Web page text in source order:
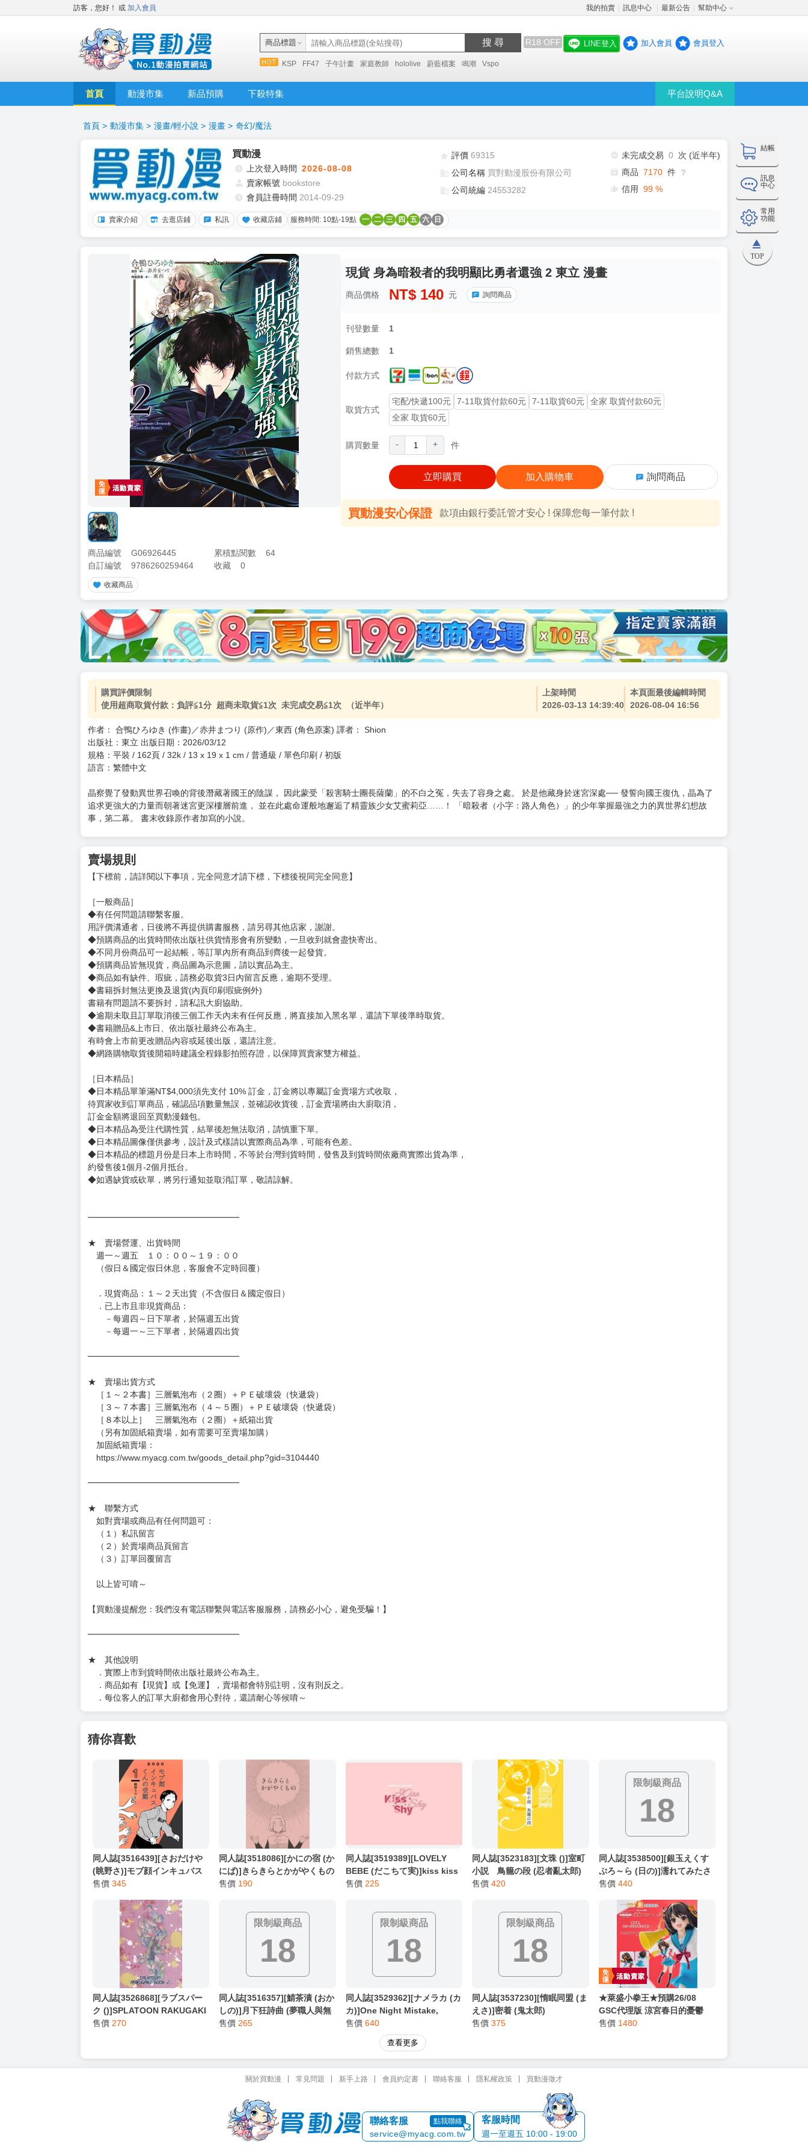
訪客，您好！ 或 加入會員 我的拍賣 訊息中心 最新公告 幫助中心
商品標題 搜 尋 R18 OFF
KSP FF47 子午計畫 家庭教師 hololive 蔚藍檔案 鳴潮 Vspo
LINE登入 加入會員 會員登入
首頁 動漫市集 新品預購 下殺特集 平台說明Q&A
結帳
訊息
中心
常用
功能
TOP
首頁 > 動漫市集 > 漫畫/輕小說 > 漫畫 > 奇幻/魔法
買動漫
上次登入時間 2026-08-08
賣家帳號 bookstore
會員註冊時間 2014-09-29
評價 69315
公司名稱 買對動漫股份有限公司
公司統編 24553282
未完成交易 0
次 (近半年)
商品 7170 件 ❔
信用 99 %
賣家介紹 去逛店鋪 私訊 收藏店鋪 服務時間: 10點-19點 一 二 三 四 五 六 日
商品編號 G06926445 累積點閱數
64
自訂編號
9786260259464 收藏 0
收藏商品
現貨 身為暗殺者的我明顯比勇者還強 2 東立 漫畫
商品價格 NT$ 140 元 詢問商品
刊登數量 1
銷售總數 1
付款方式
取貨方式
宅配/快遞100元 7-11取貨付款60元 7-11取貨60元
全家 取貨付款60元
全家 取貨60元
購買數量 - + 件
立即購買 加入購物車 詢問商品
買動漫安心保證 款項由銀行委託管才安心 ! 保障您每一筆付款 !
購買評價限制
使用超商取貨付款：負評≦1分 超商未取貨≦1次 未完成交易≦1次 （近半年）
上架時間
2026-03-13 14:39:40
本頁面最後編輯時間
2026-08-04 16:56
作者： 合鴨ひろゆき (作畫)／赤井まつり (原作)／東西 (角色原案) 譯者： Shion
出版社：東立 出版日期：2026/03/12
規格：平裝 / 162頁 / 32k / 13 x 19 x 1 cm / 普通級 / 單色印刷 / 初版
語言：繁體中文
晶察覺了發動異世界召喚的背後潛藏著國王的陰謀， 因此蒙受「殺害騎士團長薩蘭」的不白之冤，失去了容身之處。 於是他藏身於迷宮深處── 發誓向國王復仇，晶為了
追求更強大的力量而朝著迷宮更深樓層前進， 並在此處命運般地邂逅了精靈族少女艾蜜莉亞……！ 「暗殺者（小字：路人角色）」的少年掌握最強之力的異世界幻想故
事，第二幕。 書末收錄原作者加寫的小說。
賣場規則
【下標前，請詳閱以下事項，完全同意才請下標，下標後視同完全同意】
［一般商品］
◆有任何問題請聯繫客服。
用評價溝通者，日後將不再提供購書服務，請另尋其他店家，謝謝。
◆預購商品的出貨時間依出版社供貨情形會有所變動，一旦收到就會盡快寄出。
◆不同月份商品可一起結帳，等訂單內所有商品到齊後一起發貨。
◆預購商品皆無現貨，商品圖為示意圖，請以實品為主。
◆商品如有缺件、瑕疵，請務必取貨3日內留言反應，逾期不受理。
◆書籍拆封無法更換及退貨(內頁印刷瑕疵例外)
書籍有問題請不要拆封，請私訊大廚協助。
◆逾期未取且訂單取消後三個工作天內未有任何反應，將直接加入黑名單，還請下單後準時取貨。
◆書籍贈品&上市日、依出版社最終公布為主。
有時會上市前更改贈品內容或延後出版，還請注意。
◆網路購物取貨後開箱時建議全程錄影拍照存證，以保障買賣家雙方權益。
［日本精品］
◆日本精品單筆滿NT$4,000須先支付 10% 訂金，訂金將以專屬訂金賣場方式收取，
待買家收到訂單商品，確認品項數量無誤，並確認收貨後，訂金賣場將由大廚取消，
訂金金額將退回至買動漫錢包。
◆日本精品為受注代購性質，結單後恕無法取消，請慎重下單。
◆日本精品圖像僅供參考，設計及式樣請以實際商品為準，可能有色差。
◆日本精品的標題月份是日本上市時間，不等於台灣到貨時間，發售及到貨時間依廠商實際出貨為準，
約發售後1個月-2個月抵台。
◆如遇缺貨或砍單，將另行通知並取消訂單，敬請諒解。
━━━━━━━━━━━━━━━━━━
★ 賣場營運、出貨時間
週一～週五 １０：００～１９：００
（假日＆國定假日休息，客服會不定時回覆）
．現貨商品：１～２天出貨（不含假日＆國定假日）
．已上市且非現貨商品：
－每週四～日下單者，於隔週五出貨
－每週一～三下單者，於隔週四出貨
━━━━━━━━━━━━━━━━━━
★ 賣場出貨方式
［１～２本書］三層氣泡布（２圈）＋ＰＥ破壞袋（快遞袋）
［３～７本書］三層氣泡布（４～５圈）＋ＰＥ破壞袋（快遞袋）
［８本以上］ 三層氣泡布（２圈）＋紙箱出貨
（另有加固紙箱賣場，如有需要可至賣場加購）
加固紙箱賣場：
https://www.myacg.com.tw/goods_detail.php?gid=3104440
━━━━━━━━━━━━━━━━━━
★ 聯繫方式
如對賣場或商品有任何問題可：
（１）私訊留言
（２）於賣場商品頁留言
（３）訂單回覆留言
以上皆可唷～
【買動漫提醒您：我們沒有電話聯繫與電話客服服務，請務必小心，避免受騙！】
━━━━━━━━━━━━━━━━━━
★ 其他說明
．實際上市到貨時間依出版社最終公布為主。
．商品如有【現貨】或【免運】，賣場都會特別註明，沒有則反之。
．每位客人的訂單大廚都會用心對待，還請耐心等候唷～
猜你喜歡
同人誌[3516439][さおだけや
(眺野さ)]モブ顔インキュバス
くんの受難 (創作BL)
售價 345
同人誌[3518086][かにの宿 (か
にぱ)]きらきらとかがやくもの
(勇者鬥惡龍)
售價 190
同人誌[3519389][LOVELY
BEBE (だこちて実)]kiss kiss
shy shy (TIGER&BUNNY虎
售價 225
同人誌[3523183][文珠 ()]室町
小説 鳥籠の段 (忍者亂太郎)
售價 420
限制級商品
18
同人誌[3538500][銀玉えくす
ぷろ～ら (日の)]濡れてみたさ
の春の雨【特典】 (鬼滅之刃)
售價 440
同人誌[3526868][ラブスパー
ク ()]SPLATOON RAKUGAKI
BOOK 2 (其他)
售價 270
限制級商品
18
同人誌[3516357][鯖茶漬 (おか
しの)]月下狂詩曲 (夢職人與無
法忘懷的黑妖精)
售價 265
限制級商品
18
同人誌[3529362][ナメラカ (カ
カ)]One Night Mistake,
Eternal Love (小書痴的下剋
售價 640
限制級商品
18
同人誌[3537230][惰眠同盟 (ま
えさ)]密着 (鬼太郎)
售價 375
★萊盛小拳王★預購26/08
GSC代理版 涼宮春日的憂鬱
POP UP PARADE 涼宮春日 L
售價 1480
查看更多
關於買動漫 常見問題 新手上路 會員約定書 聯絡客服 隱私權政策 買動漫徵才
聯絡客服 點我聯絡
service@myacg.com.tw
客服時間
週一至週五 10:00 - 19:00